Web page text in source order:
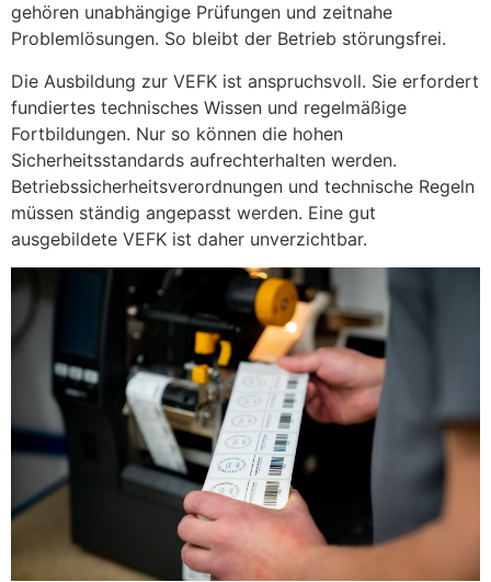
gehören unabhängige Prüfungen und zeitnahe
Problemlösungen. So bleibt der Betrieb störungsfrei.
Die Ausbildung zur VEFK ist anspruchsvoll. Sie erfordert
fundiertes technisches Wissen und regelmäßige
Fortbildungen. Nur so können die hohen
Sicherheitsstandards aufrechterhalten werden.
Betriebssicherheitsverordnungen und technische Regeln
müssen ständig angepasst werden. Eine gut
ausgebildete VEFK ist daher unverzichtbar.